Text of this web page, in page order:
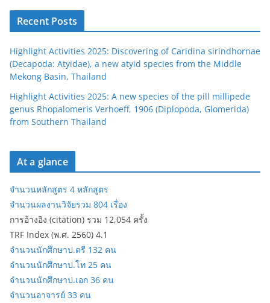
Recent Posts
Highlight Activities 2025: Discovering of Caridina sirindhornae
(Decapoda: Atyidae), a new atyid species from the Middle
Mekong Basin, Thailand
Highlight Activities 2025: A new species of the pill millipede
genus Rhopalomeris Verhoeff, 1906 (Diplopoda, Glomerida)
from Southern Thailand
At a glance
จำนวนหลักสูตร 4 หลักสูตร
จำนวนผลงานวิจัยรวม 804 เรื่อง
การอ้างอิง (citation) รวม 12,054 ครั้ง
TRF Index (พ.ศ. 2560) 4.1
จำนวนนักศึกษาป.ตรี 132 คน
จำนวนนักศึกษาป.โท 25 คน
จำนวนนักศึกษาป.เอก 36 คน
จำนวนอาจารย์ 33 คน